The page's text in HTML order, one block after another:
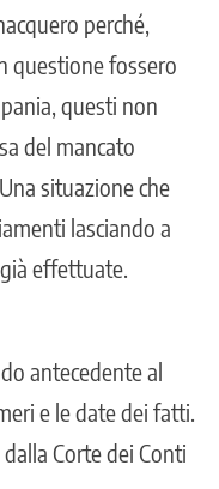
perché,
questione fossero
questi non
del mancato
situazione che
lasciando a
effettuate.
antecedente al
e le date dei fatti.
Corte dei Conti